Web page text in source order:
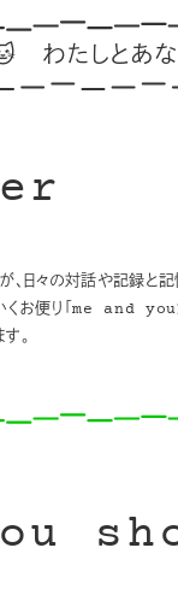
しとあなたのリ
々の対話や記録と記憶
いくお便り「me and
。